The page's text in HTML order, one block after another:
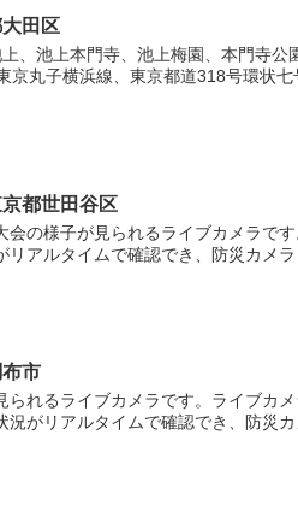
田区
、池上本門寺、池上梅園、本門寺
丸子横浜線、東京都道318号環状七
都世田谷区
の様子が見られるライブカメラで
アルタイムで確認でき、防災カメ
市
れるライブカメラです。ライブカ
がリアルタイムで確認でき、防災カ